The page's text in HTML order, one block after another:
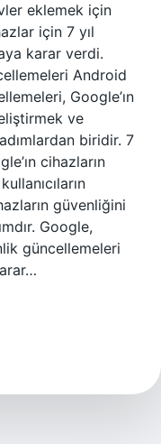
eklemek için
için 7 yıl
karar verdi.
Android
Google’ın
ve
biridir. 7
cihazların
güvenliğini
Google,
güncellemeleri